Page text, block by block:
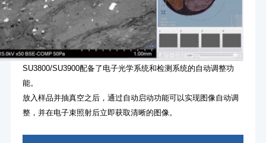
SU3800/SU3900配备了电子光学系统和检测系统的自动调整功
能。
放入样品并抽真空之后，通过自动启动功能可以实现图像自动调
整，并在电子束照射后立即获取清晰的图像。